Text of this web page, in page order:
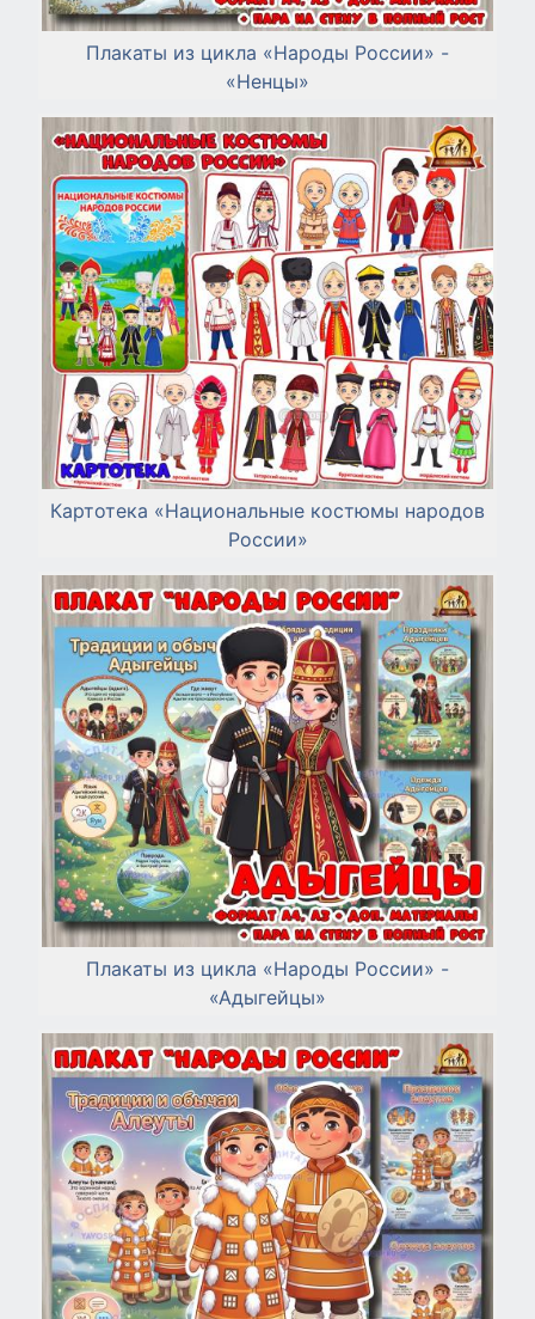
Плакаты из цикла «Народы России» -
«Ненцы»
Картотека «Национальные костюмы народов
России»
Плакаты из цикла «Народы России» -
«Адыгейцы»